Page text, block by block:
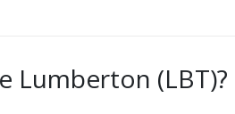
Lumberton (LBT)?